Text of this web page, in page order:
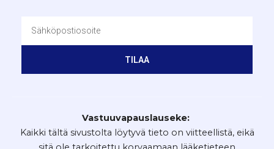
TILAA
Vastuuvapauslauseke:
Kaikki tältä sivustolta löytyvä tieto on viitteellistä, eikä